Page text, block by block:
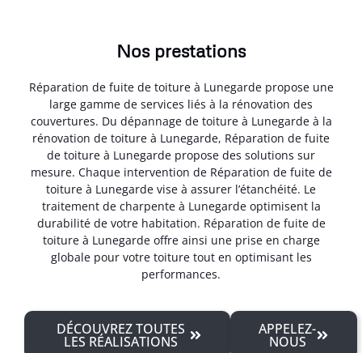
Nos prestations
Réparation de fuite de toiture à Lunegarde propose une
large gamme de services liés à la rénovation des
couvertures. Du dépannage de toiture à Lunegarde à la
rénovation de toiture à Lunegarde, Réparation de fuite
de toiture à Lunegarde propose des solutions sur
mesure. Chaque intervention de Réparation de fuite de
toiture à Lunegarde vise à assurer l’étanchéité. Le
traitement de charpente à Lunegarde optimisent la
durabilité de votre habitation. Réparation de fuite de
toiture à Lunegarde offre ainsi une prise en charge
globale pour votre toiture tout en optimisant les
performances.
DÉCOUVREZ TOUTES
LES RÉALISATIONS
APPELEZ-
NOUS